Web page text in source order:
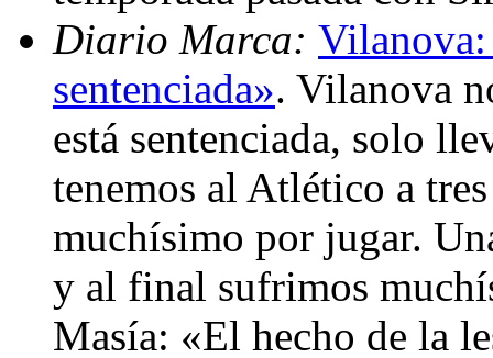
Diario Marca:
sentenciada». Vilanova
está sentenciada, solo
tenemos al Atlético a
muchísimo por jugar.
y al final sufrimos
Masía: «El hecho de la